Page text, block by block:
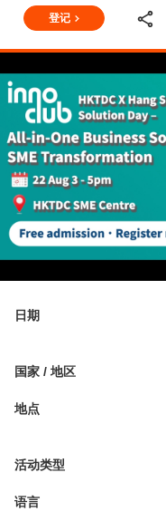
登记
日期
国家 / 地区
地点
活动类型
语言